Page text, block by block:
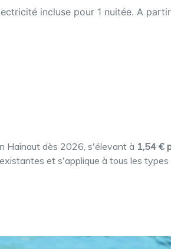
incluse pour 1 nuitée. A
Hainaut dès 2026, s'élevant à 1,54 €
et s'applique à tous les